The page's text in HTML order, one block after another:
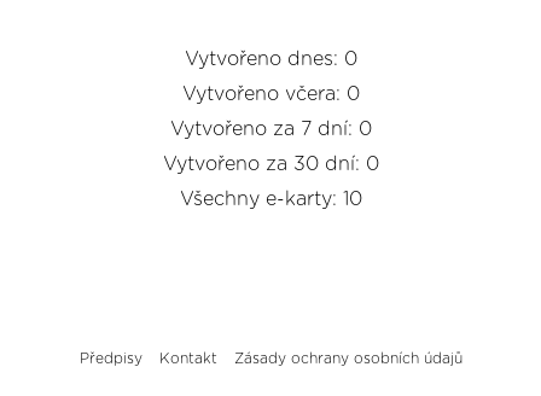
Vytvořeno dnes: 0
Vytvořeno včera: 0
Vytvořeno za 7 dní: 0
Vytvořeno za 30 dní: 0
Všechny e-karty: 10
Předpisy Kontakt Zásady ochrany osobních údajů